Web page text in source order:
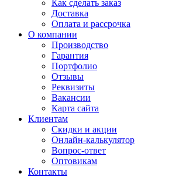
Как сделать заказ
Доставка
Оплата и рассрочка
О компании
Производство
Гарантия
Портфолио
Отзывы
Реквизиты
Вакансии
Карта сайта
Клиентам
Скидки и акции
Онлайн-калькулятор
Вопрос-ответ
Оптовикам
Контакты